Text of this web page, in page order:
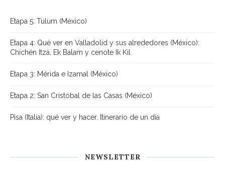
Etapa 5: Tulum (México)
Etapa 4: Qué ver en Valladolid y sus alrededores (México):
Chichén Itzá, Ek Balam y cenote Ik Kil
Etapa 3: Mérida e Izamal (México)
Etapa 2: San Cristóbal de las Casas (México)
Pisa (Italia): qué ver y hacer. Itinerario de un día
NEWSLETTER